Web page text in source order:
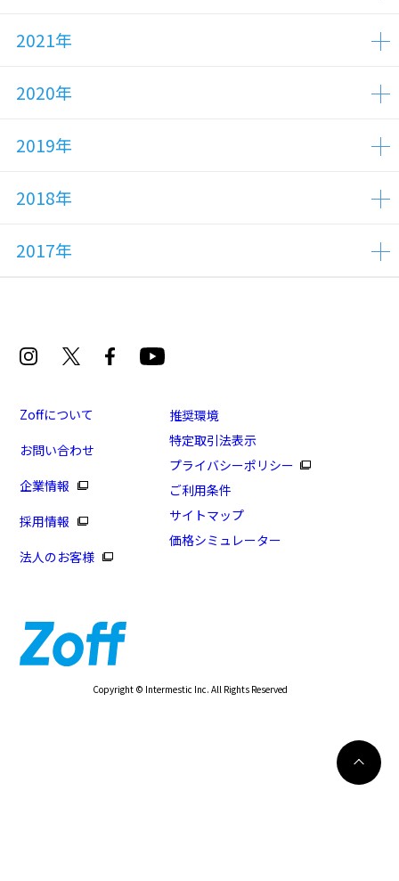
2021年
2020年
2019年
2018年
2017年
Zoffについて
お問い合わせ
企業情報
採用情報
法人のお客様
推奨環境
特定取引法表示
プライバシーポリシー
ご利用条件
サイトマップ
価格シミュレーター
Copyright © Intermestic Inc. All Rights Reserved